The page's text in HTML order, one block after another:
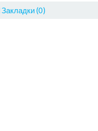
Закладки (0)